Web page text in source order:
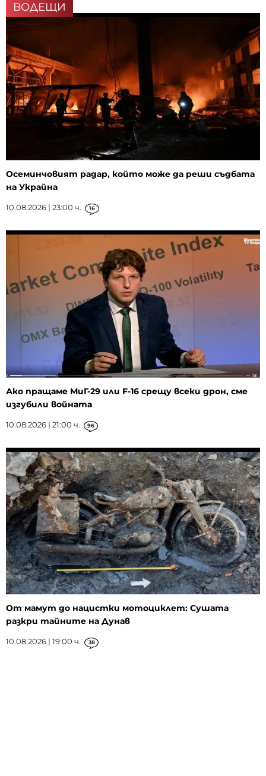
ВОДЕЩИ
Осеминчовият радар, който може да реши съдбата
на Украйна
10.08.2026 | 23:00 ч. 16
Ако пращаме МиГ-29 или F-16 срещу всеки дрон, сме
изгубили войната
10.08.2026 | 21:00 ч. 96
От мамут до нацистки мотоциклет: Сушата
разкри тайните на Дунав
10.08.2026 | 19:00 ч. 38